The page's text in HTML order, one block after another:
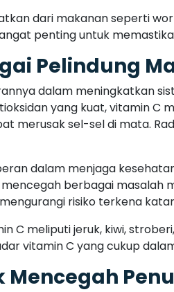
dari makanan seperti
penting untuk
Pelindung
dalam meningkatkan
yang kuat, vitamin C
merusak sel-sel di mata.
dalam menjaga
berbagai masalah
risiko terkena
C meliputi jeruk, kiwi,
vitamin C yang cukup
Mencegah